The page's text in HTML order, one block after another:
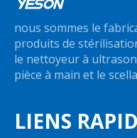
nous sommes le
produits de
le nettoyeur à
pièce à main et le
LIENS